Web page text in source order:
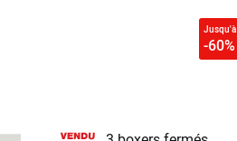
Jusqu'à
-60%